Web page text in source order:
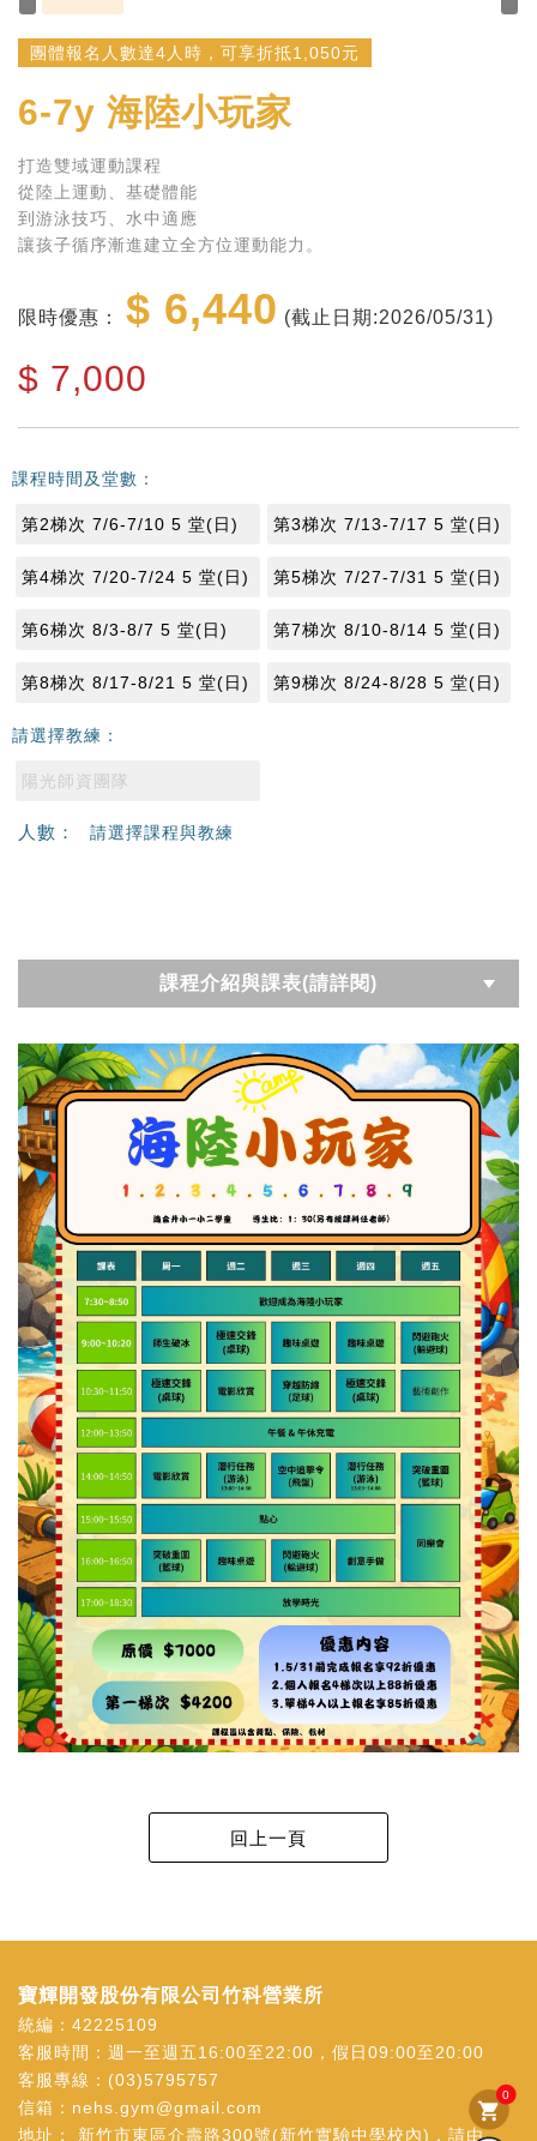
團體報名人數達4人時，可享折抵1,050元
6-7y 海陸小玩家
打造雙域運動課程
從陸上運動、基礎體能
到游泳技巧、水中適應
讓孩子循序漸進建立全方位運動能力。
限時優惠： $ 6,440 (截止日期:2026/05/31)
$ 7,000
課程時間及堂數：
第2梯次 7/6-7/10 5 堂(日) 第3梯次 7/13-7/17 5 堂(日)
第4梯次 7/20-7/24 5 堂(日) 第5梯次 7/27-7/31 5 堂(日)
第6梯次 8/3-8/7 5 堂(日) 第7梯次 8/10-8/14 5 堂(日)
第8梯次 8/17-8/21 5 堂(日) 第9梯次 8/24-8/28 5 堂(日)
請選擇教練：
陽光師資團隊
人數： 請選擇課程與教練
課程介紹與課表(請詳閱)
shopping_cart
0
寶輝開發股份有限公司竹科營業所
統編：42225109
客服時間：週一至週五16:00至22:00，假日09:00至20:00
客服專線： (03)5795757
信箱： nehs.gym@gmail.com
地址： 新竹市東區介壽路300號(新竹實驗中學校內)，請由